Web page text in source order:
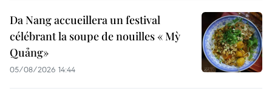
Da Nang accueillera un festival
célébrant la soupe de nouilles « Mỳ
Quảng»
05/08/2026 14:44